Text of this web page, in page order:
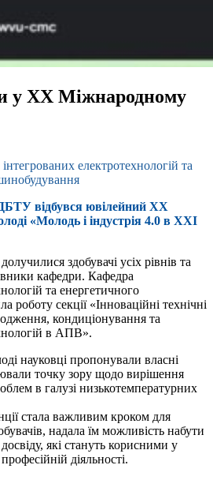
у ХХ Міжнародному
електротехнологій та
відбувся ювілейний ХХ
«Молодь і індустрія 4.0 в XXI
здобувачі усіх рівнів та
кафедри. Кафедра
та енергетичного
секції «Інноваційні технічні
кондиціонування та
в АПВ».
науковці пропонували власні
точку зору щодо вирішення
в галузі низькотемпературних
стала важливим кроком для
надала їм можливість набути
які стануть корисними у
діяльності.